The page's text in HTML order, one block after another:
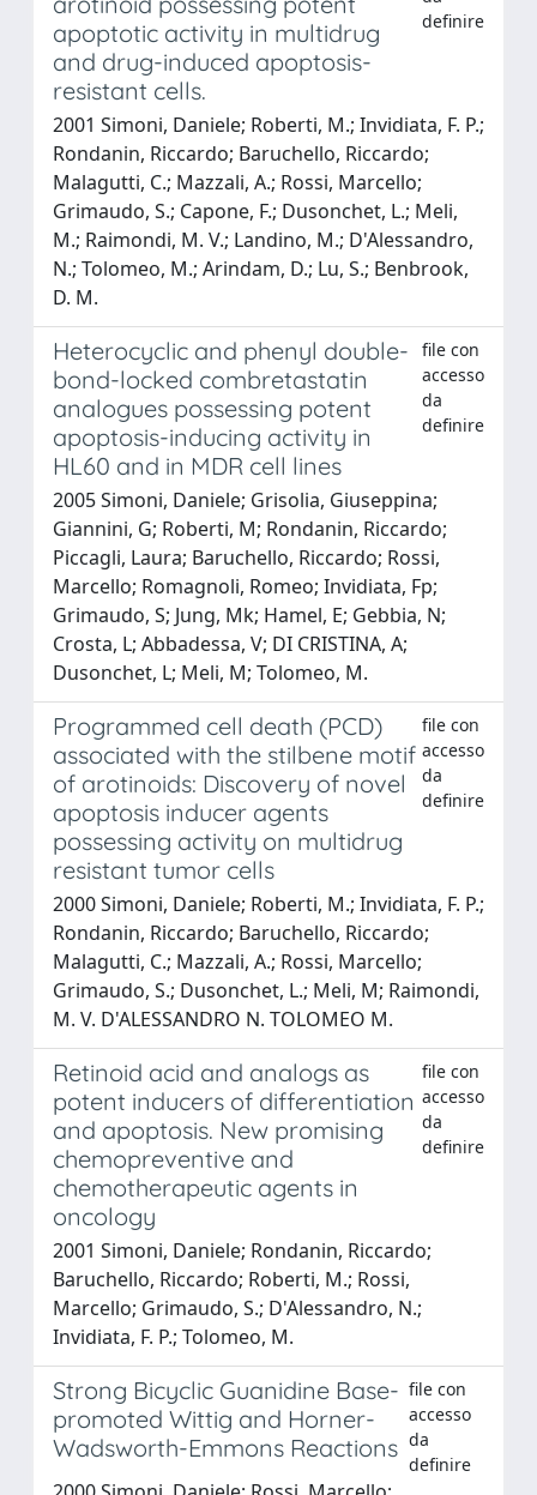
apoptotic activity in multidrug
and drug-induced apoptosis-
resistant cells.
definire
2001 Simoni, Daniele; Roberti, M.; Invidiata, F. P.;
Rondanin, Riccardo; Baruchello, Riccardo;
Malagutti, C.; Mazzali, A.; Rossi, Marcello;
Grimaudo, S.; Capone, F.; Dusonchet, L.; Meli,
M.; Raimondi, M. V.; Landino, M.; D'Alessandro,
N.; Tolomeo, M.; Arindam, D.; Lu, S.; Benbrook,
D. M.
Heterocyclic and phenyl double-
bond-locked combretastatin
analogues possessing potent
apoptosis-inducing activity in
HL60 and in MDR cell lines
file con
accesso
da
definire
2005 Simoni, Daniele; Grisolia, Giuseppina;
Giannini, G; Roberti, M; Rondanin, Riccardo;
Piccagli, Laura; Baruchello, Riccardo; Rossi,
Marcello; Romagnoli, Romeo; Invidiata, Fp;
Grimaudo, S; Jung, Mk; Hamel, E; Gebbia, N;
Crosta, L; Abbadessa, V; DI CRISTINA, A;
Dusonchet, L; Meli, M; Tolomeo, M.
Programmed cell death (PCD)
associated with the stilbene motif
of arotinoids: Discovery of novel
apoptosis inducer agents
possessing activity on multidrug
resistant tumor cells
file con
accesso
da
definire
2000 Simoni, Daniele; Roberti, M.; Invidiata, F. P.;
Rondanin, Riccardo; Baruchello, Riccardo;
Malagutti, C.; Mazzali, A.; Rossi, Marcello;
Grimaudo, S.; Dusonchet, L.; Meli, M; Raimondi,
M. V. D'ALESSANDRO N. TOLOMEO M.
Retinoid acid and analogs as
potent inducers of differentiation
and apoptosis. New promising
chemopreventive and
chemotherapeutic agents in
oncology
file con
accesso
da
definire
2001 Simoni, Daniele; Rondanin, Riccardo;
Baruchello, Riccardo; Roberti, M.; Rossi,
Marcello; Grimaudo, S.; D'Alessandro, N.;
Invidiata, F. P.; Tolomeo, M.
Strong Bicyclic Guanidine Base-
promoted Wittig and Horner-
Wadsworth-Emmons Reactions
file con
accesso
da
definire